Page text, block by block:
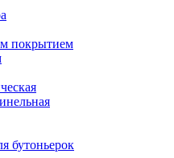
покрытием
бутоньерок